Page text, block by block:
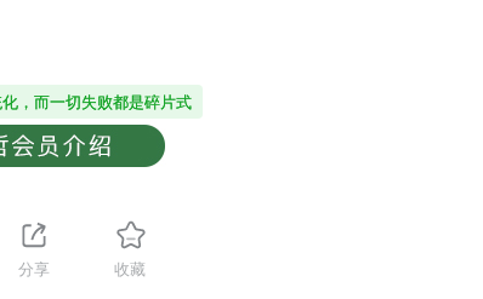
，而一切失败都是碎片式
分享 收藏